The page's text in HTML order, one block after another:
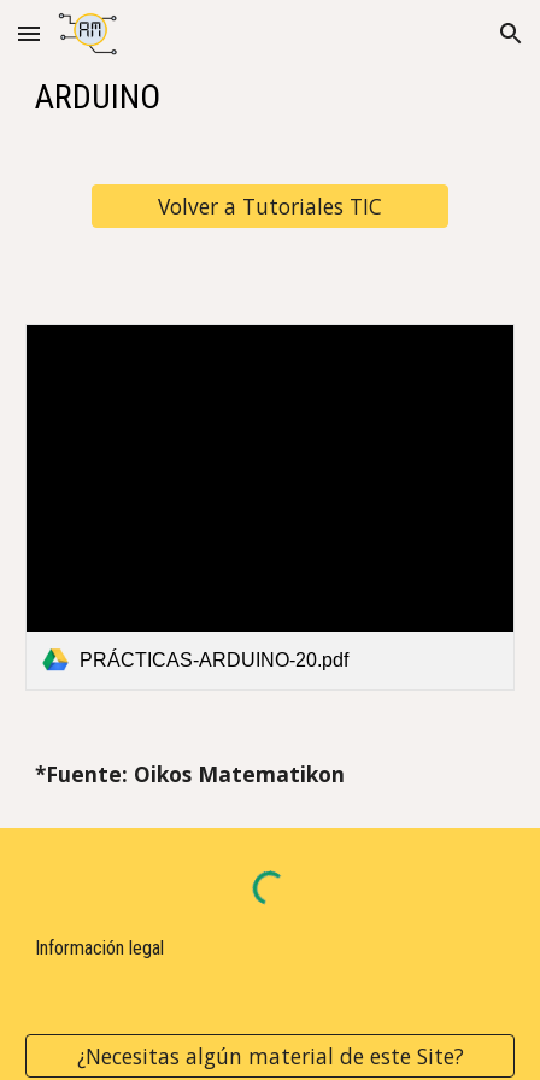
Skip to main content Skip to navigation
ARDUINO
Volver a Tutoriales TIC
PRÁCTICAS-ARDUINO-20.pdf
*Fuente: Oikos Matematikon
Información legal
¿Necesitas algún material de este Site?